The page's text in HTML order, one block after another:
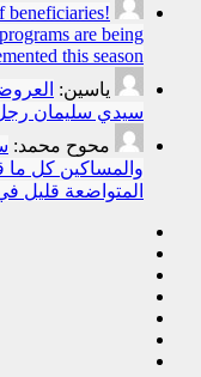
beneficiaries!
are being
this season.
ياسين:
سيدي سليمان
محوح محمد:
والمساكين كل
المتواضعة قليل